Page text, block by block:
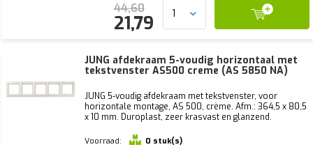
44,60
21,79
JUNG afdekraam 5-voudig horizontaal met
tekstvenster AS500 creme (AS 5850 NA)
JUNG 5-voudig afdekraam met tekstvenster, voor
horizontale montage, AS 500, crème. Afm.: 364,5 x 80,5
x 10 mm. Duroplast, zeer krasvast en glanzend.
Voorraad:
0 stuk(s)